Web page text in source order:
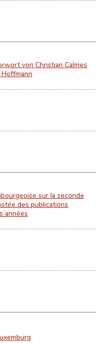
von Christian Calmes
sur la seconde
des publications
années